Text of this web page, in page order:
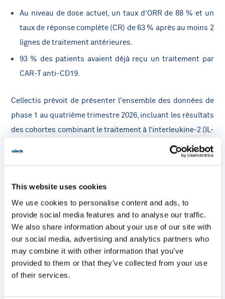
This website uses cookies
We use cookies to personalise content and ads, to
provide social media features and to analyse our traffic.
We also share information about your use of our site with
our social media, advertising and analytics partners who
may combine it with other information that you’ve
provided to them or that they’ve collected from your use
of their services.
Au niveau de dose actuel, un taux d’ORR de 88 % et un
taux de réponse complète (CR) de 63 % après au moins 2
lignes de traitement antérieures.
93 % des patients avaient déjà reçu un traitement par
CAR-T anti-CD19.
Cellectis prévoit de présenter l'ensemble des données de
phase 1 au quatrième trimestre 2026, incluant les résultats
des cohortes combinant le traitement à l’interleukine-2 (IL-
éteindre des gènes sans modifier l'ADN
Le 27 avril 2026,Cellectis a annoncé de nouvelles
recherches sur une approche d'édition épigénétique
basée sur les TALE,qui ne coupe pas et ne modifie pas de
manière permanente la séquence d'ADN, une alternative
potentiellement plus sûre pour l'édition du génome, lors de